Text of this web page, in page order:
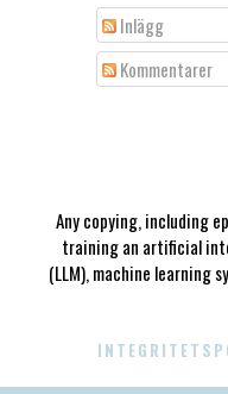
Inlägg
Kommentarer
Any copying, including
training an artificial
(LLM), machine learning